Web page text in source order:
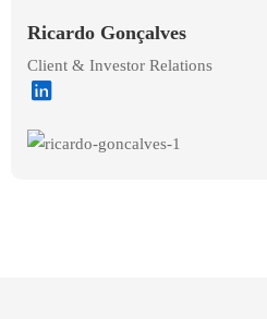
Ricardo Gonçalves
Client & Investor Relations